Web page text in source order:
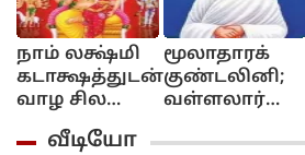
நாம் லக்ஷ்மி
கடாக்ஷத்துடன்
வாழ சில
மந்திரங்கள்...!
மூலாதாரக்
குண்டலினி;
வள்ளலார்
வீடியோ